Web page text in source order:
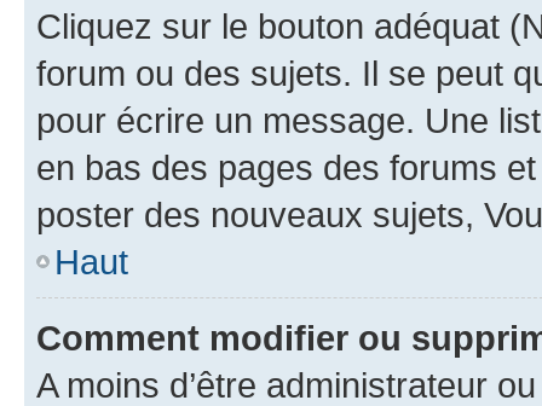
Cliquez sur le bouton adéquat
forum ou des sujets. Il se peut
pour écrire un message. Une
en bas des pages des forums
poster des nouveaux sujets,
Haut
Comment modifier ou
A moins d’être administrateur